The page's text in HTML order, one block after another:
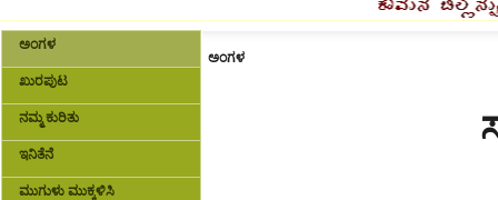
ಅಂಗಳ
ಖುರಪುಟ
ನಮ್ಮ ಕುರಿತು
ಇನಿತೆನೆ
ಮುಗುಳು ಮುಕ್ಕಳಿಸಿ
ಅಂಗಳ